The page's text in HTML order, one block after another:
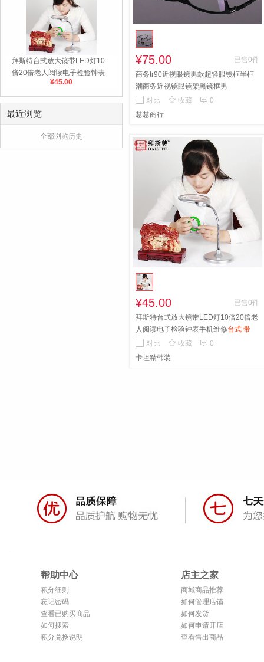
拜斯特台式放大镜带LED灯10
倍20倍老人阅读电子检验钟表
¥45.00
最近浏览
全部浏览历史
¥75.00
已售0件
商务tr90近视眼镜男款超轻眼镜框半框
潮商务近视镜眼镜架黑镜框男
对比
 收藏  0
慧慧商行
¥45.00
已售0件
拜斯特台式放大镜带LED灯10倍20倍老
人阅读电子检验钟表手机维修台式 带
LED灯 阅读维修
对比  收藏  0
卡坦精韩装
帮助中心
积分细则
忘记密码
查看已购买商品
如何搜索
积分兑换说明
店主之家
商城商品推荐
如何管理店铺
如何发货
如何申请开店
查看售出商品